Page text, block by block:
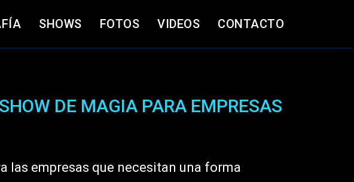
SHOWS FOTOS VIDEOS CONTACTO
DE MAGIA PARA EMPRESAS
las empresas que necesitan una forma